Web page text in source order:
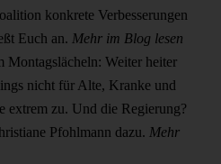
konkrete Verbesserungen
Euch an. Mehr im Blog lesen
Montagslächeln: Weiter heiter
nicht für Alte, Kranke und
extrem zu. Und die Regierung?
Pfohlmann dazu. Mehr